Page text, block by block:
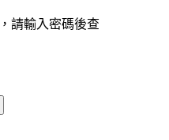
請輸入密碼後查